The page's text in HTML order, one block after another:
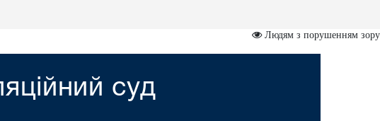
Людям з порушенням зору
суд